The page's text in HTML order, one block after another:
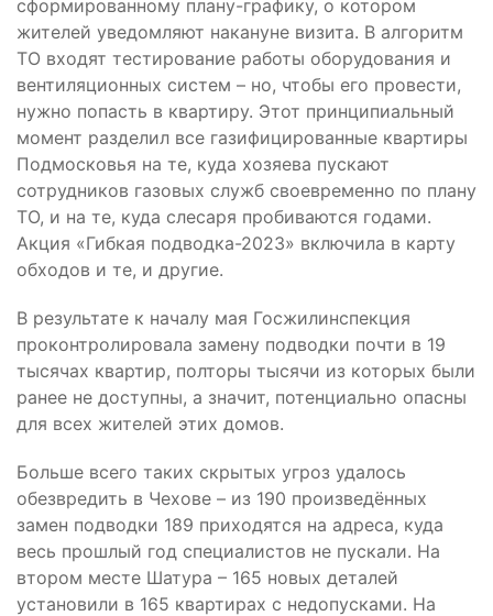
сформированному плану-графику, о котором
жителей уведомляют накануне визита. В алгоритм
ТО входят тестирование работы оборудования и
вентиляционных систем – но, чтобы его провести,
нужно попасть в квартиру. Этот принципиальный
момент разделил все газифицированные квартиры
Подмосковья на те, куда хозяева пускают
сотрудников газовых служб своевременно по плану
ТО, и на те, куда слесаря пробиваются годами.
Акция «Гибкая подводка-2023» включила в карту
обходов и те, и другие.
В результате к началу мая Госжилинспекция
проконтролировала замену подводки почти в 19
тысячах квартир, полторы тысячи из которых были
ранее не доступны, а значит, потенциально опасны
для всех жителей этих домов.
Больше всего таких скрытых угроз удалось
обезвредить в Чехове – из 190 произведённых
замен подводки 189 приходятся на адреса, куда
весь прошлый год специалистов не пускали. На
втором месте Шатура – 165 новых деталей
установили в 165 квартирах с недопусками. На